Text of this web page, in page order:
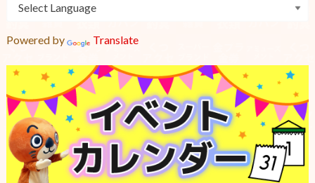
Powered by Translate